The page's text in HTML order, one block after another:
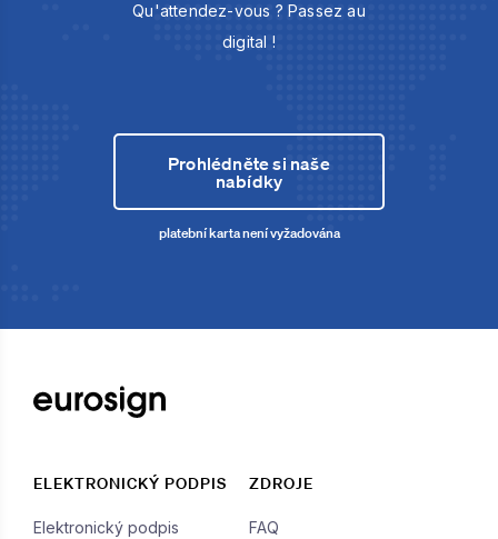
Qu'attendez-vous ? Passez au
digital !
Prohlédněte si naše
nabídky
platební karta není vyžadována
ELEKTRONICKÝ PODPIS
Elektronický podpis
ZDROJE
FAQ